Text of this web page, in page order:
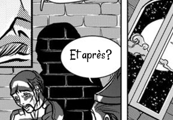
Et après?